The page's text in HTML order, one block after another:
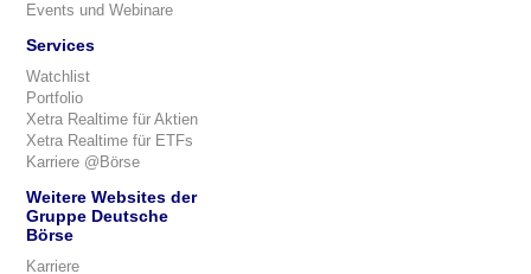
Events und Webinare
Services
Watchlist
Portfolio
Xetra Realtime für Aktien
Xetra Realtime für ETFs
Karriere @Börse
Weitere Websites der
Gruppe Deutsche
Börse
Karriere